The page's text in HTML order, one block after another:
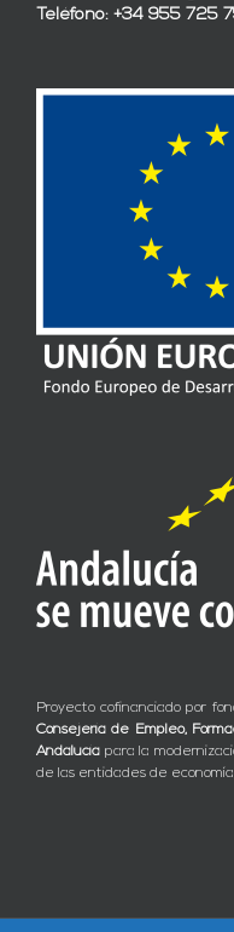
Teléfono: +34 955 725
Proyecto cofinanciado por
Consejería de Empleo,
Andalucía para la
de las entidades de economía